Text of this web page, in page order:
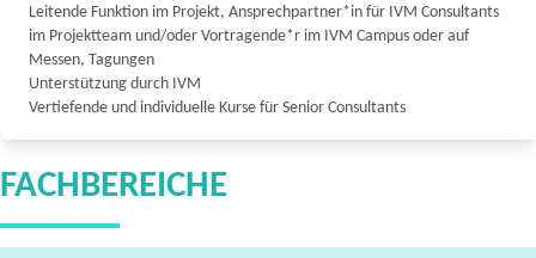
Leitende Funktion im Projekt, Ansprechpartner*in für IVM Consultants
im Projektteam und/oder Vortragende*r im IVM Campus oder auf
Messen, Tagungen
Unterstützung durch IVM
Vertiefende und individuelle Kurse für Senior Consultants
FACHBEREICHE